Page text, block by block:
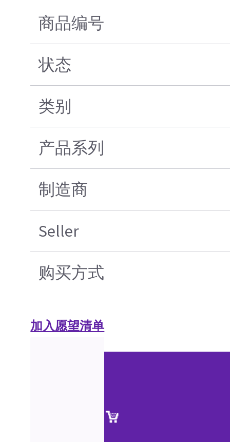
商品编号
状态
类别
产品系列
制造商
Seller
购买方式
加入愿望清单